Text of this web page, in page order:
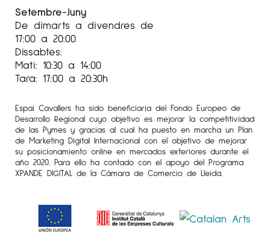
Setembre-Juny
De dimarts a divendres de
17:00 a 20:00
Dissabtes:
Mati: 10:30 a 14:00
Tara: 17:00 a 20:30h
Espai Cavallers ha sido beneficiaria del Fondo Europeo de
Desarrollo Regional cuyo objetivo es mejorar la competitividad
de las Pymes y gracias al cual ha puesto en marcha un Plan
de Marketing Digital Internacional con el objetivo de mejorar
su posicionamiento online en mercados exteriores durante el
año 2020. Para ello ha contado con el apoyo del Programa
XPANDE DIGITAL de la Cámara de Comercio de Lleida.